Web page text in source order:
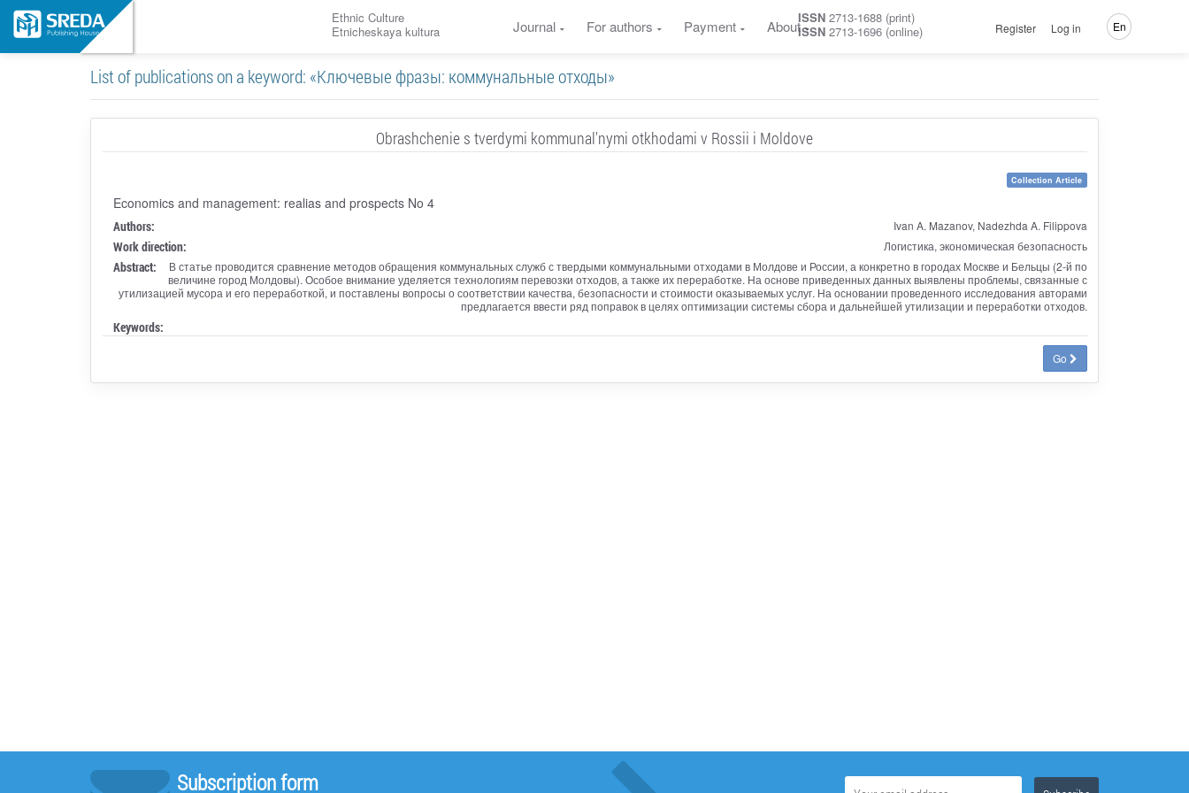
Ethnic Culture
Etnicheskaya kultura
Journal For authors Payment AboutISSN 2713-1688 (print)
ISSN 2713-1696 (online) Register Log in En
List of publications on a keyword: «Ключевые фразы: коммунальные отходы»
Obrashchenie s tverdymi kommunal'nymi otkhodami v Rossii i Moldove
Collection Article
Economics and management: realias and prospects No 4
Authors: Ivan A. Mazanov, Nadezhda A. Filippova
Work direction: Логистика, экономическая безопасность
Abstract:
В статье проводится сравнение методов обращения коммунальных служб с твердыми коммунальными отходами в Молдове и России, а конкретно в городах Москве и Бельцы (2-й по
величине город Молдовы). Особое внимание уделяется технологиям перевозки отходов, а также их переработке. На основе приведенных данных выявлены проблемы, связанные с
утилизацией мусора и его переработкой, и поставлены вопросы о соответствии качества, безопасности и стоимости оказываемых услуг. На основании проведенного исследования авторами
предлагается ввести ряд поправок в целях оптимизации системы сбора и дальнейшей утилизации и переработки отходов.
Keywords:
Go
Subscription form